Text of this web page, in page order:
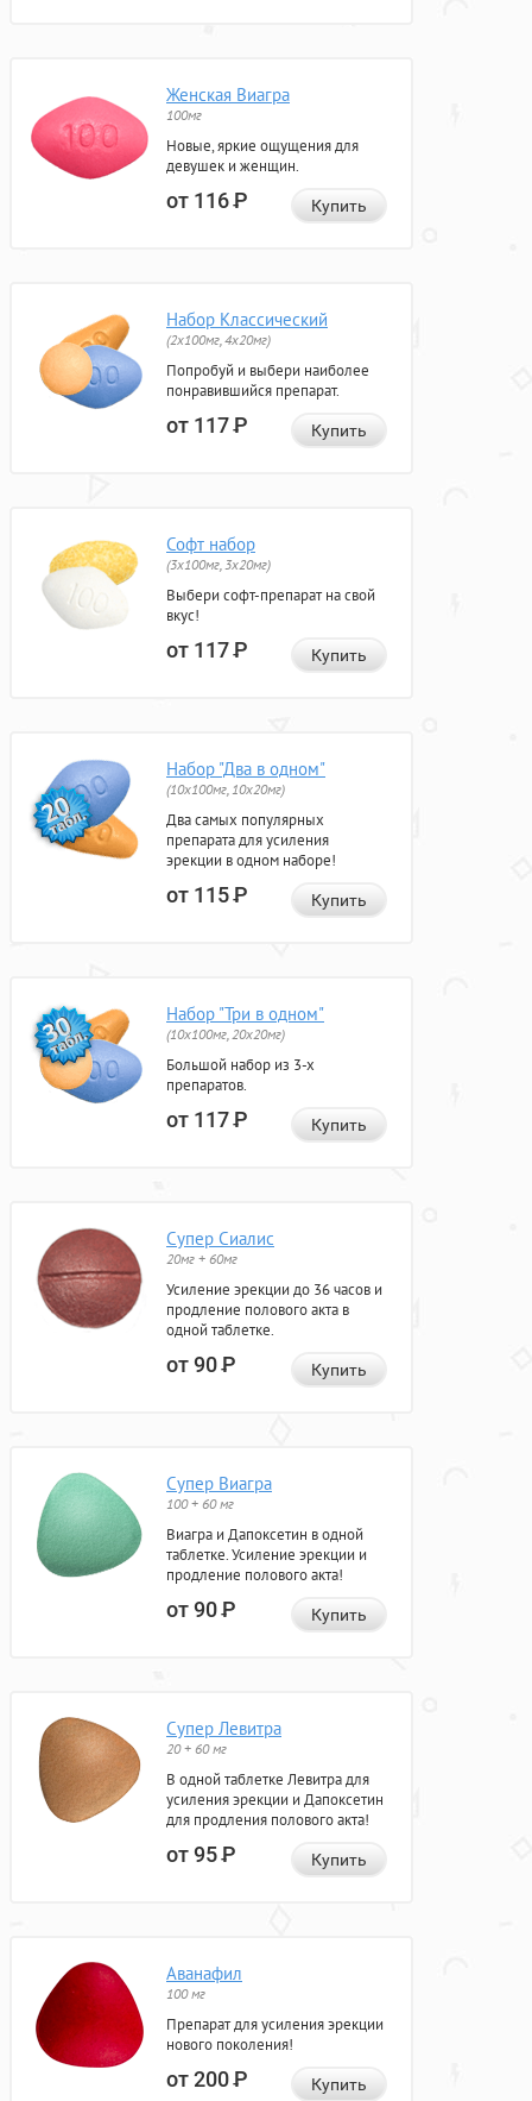
Женская Виагра
100мг
Новые, яркие ощущения для
девушек и женщин.
от 116Р Купить
Набор Классический
(2x100мг, 4x20мг)
Попробуй и выбери наиболее
понравившийся препарат.
от 117Р Купить
Софт набор
(3x100мг, 3x20мг)
Выбери софт-препарат на свой
вкус!
от 117Р Купить
Набор "Два в одном"
(10x100мг, 10x20мг)
Два самых популярных
препарата для усиления
эрекции в одном наборе!
от 115Р Купить
Набор "Три в одном"
(10x100мг, 20x20мг)
Большой набор из 3-х
препаратов.
от 117Р Купить
Супер Сиалис
20мг + 60мг
Усиление эрекции до 36 часов и
продление полового акта в
одной таблетке.
от 90Р Купить
Супер Виагра
100 + 60 мг
Виагра и Дапоксетин в одной
таблетке. Усиление эрекции и
продление полового акта!
от 90Р Купить
Супер Левитра
20 + 60 мг
В одной таблетке Левитра для
усиления эрекции и Дапоксетин
для продления полового акта!
от 95Р Купить
Аванафил
100 мг
Препарат для усиления эрекции
нового поколения!
от 200Р Купить